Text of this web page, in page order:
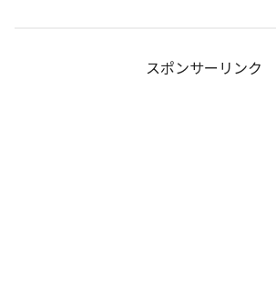
スポンサーリンク